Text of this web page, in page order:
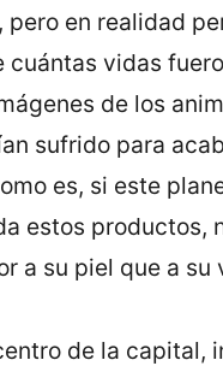
en realidad
vidas
de los
sufrido para
es, si este
estos productos,
a su piel que a su
de la capital,